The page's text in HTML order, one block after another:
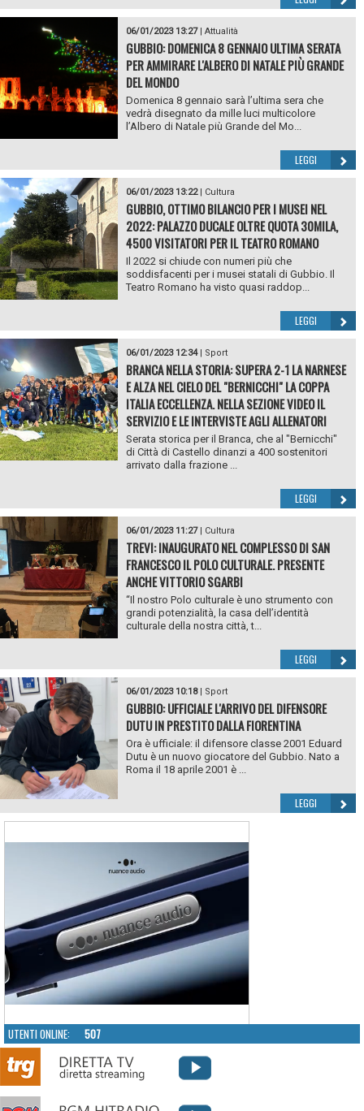
06/01/2023 13:27| Attualità
GUBBIO: DOMENICA 8 GENNAIO ULTIMA SERATA
PER AMMIRARE L'ALBERO DI NATALE PIÙ GRANDE
DEL MONDO
Domenica 8 gennaio sarà l’ultima sera che
vedrà disegnato da mille luci multicolore
l’Albero di Natale più Grande del Mo...
LEGGI
06/01/2023 13:22| Cultura
GUBBIO, OTTIMO BILANCIO PER I MUSEI NEL
2022: PALAZZO DUCALE OLTRE QUOTA 30MILA,
4500 VISITATORI PER IL TEATRO ROMANO
Il 2022 si chiude con numeri più che
soddisfacenti per i musei statali di Gubbio. Il
Teatro Romano ha visto quasi raddop...
LEGGI
06/01/2023 12:34| Sport
BRANCA NELLA STORIA: SUPERA 2-1 LA NARNESE
E ALZA NEL CIELO DEL "BERNICCHI" LA COPPA
ITALIA ECCELLENZA. NELLA SEZIONE VIDEO IL
SERVIZIO E LE INTERVISTE AGLI ALLENATORI
Serata storica per il Branca, che al "Bernicchi"
di Città di Castello dinanzi a 400 sostenitori
arrivato dalla frazione ...
LEGGI
06/01/2023 11:27| Cultura
TREVI: INAUGURATO NEL COMPLESSO DI SAN
FRANCESCO IL POLO CULTURALE. PRESENTE
ANCHE VITTORIO SGARBI
“Il nostro Polo culturale è uno strumento con
grandi potenzialità, la casa dell’identità
culturale della nostra città, t...
LEGGI
06/01/2023 10:18| Sport
GUBBIO: UFFICIALE L'ARRIVO DEL DIFENSORE
DUTU IN PRESTITO DALLA FIORENTINA
Ora è ufficiale: il difensore classe 2001 Eduard
Dutu è un nuovo giocatore del Gubbio. Nato a
Roma il 18 aprile 2001 è ...
LEGGI
UTENTI ONLINE: 507